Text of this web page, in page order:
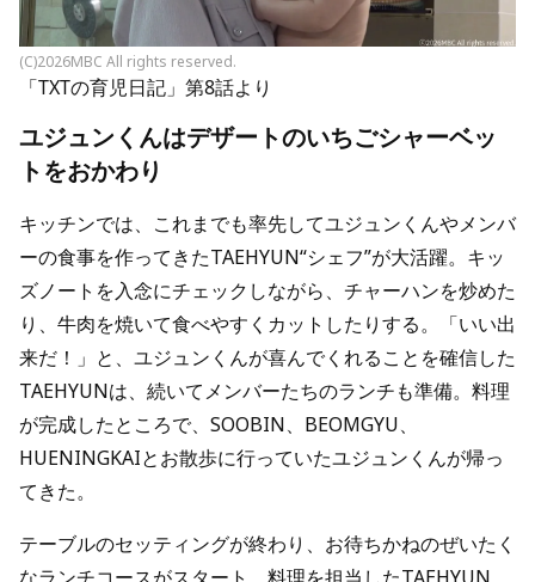
(C)2026MBC All rights reserved.
「TXTの育児日記」第8話より
ユジュンくんはデザートのいちごシャーベッ
トをおかわり
キッチンでは、これまでも率先してユジュンくんやメンバ
ーの食事を作ってきたTAEHYUN“シェフ”が大活躍。キッ
ズノートを入念にチェックしながら、チャーハンを炒めた
り、牛肉を焼いて食べやすくカットしたりする。「いい出
来だ！」と、ユジュンくんが喜んでくれることを確信した
TAEHYUNは、続いてメンバーたちのランチも準備。料理
が完成したところで、SOOBIN、BEOMGYU、
HUENINGKAIとお散歩に行っていたユジュンくんが帰っ
てきた。
テーブルのセッティングが終わり、お待ちかねのぜいたく